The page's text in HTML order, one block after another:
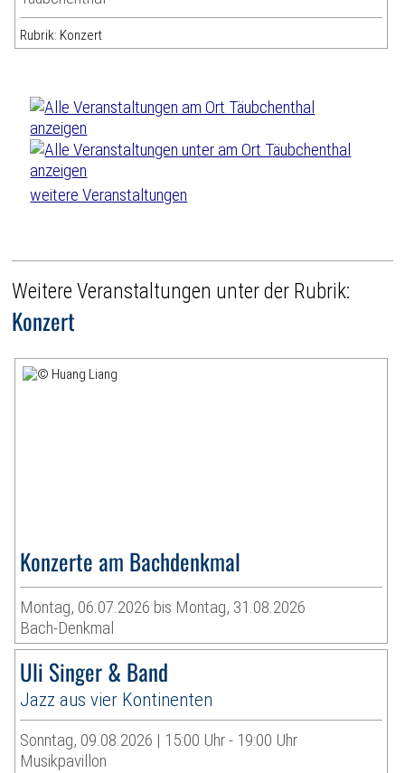
Rubrik: Konzert
weitere Veranstaltungen
Weitere Veranstaltungen unter der Rubrik:
Konzert
Konzerte am Bachdenkmal
Montag, 06.07.2026 bis Montag, 31.08.2026
Bach-Denkmal
Uli Singer & Band
Jazz aus vier Kontinenten
Sonntag, 09.08.2026 | 15:00 Uhr - 19:00 Uhr
Musikpavillon